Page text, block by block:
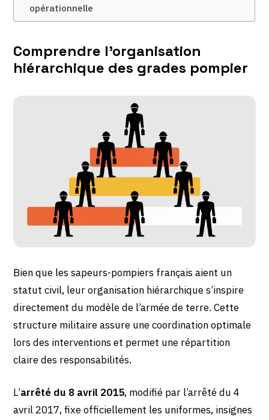
opérationnelle
Comprendre l’organisation
hiérarchique des grades pompier
Bien que les sapeurs-pompiers français aient un
statut civil, leur organisation hiérarchique s’inspire
directement du modèle de l’armée de terre. Cette
structure militaire assure une coordination optimale
lors des interventions et permet une répartition
claire des responsabilités.
L’arrêté du 8 avril 2015, modifié par l’arrêté du 4
avril 2017, fixe officiellement les uniformes, insignes